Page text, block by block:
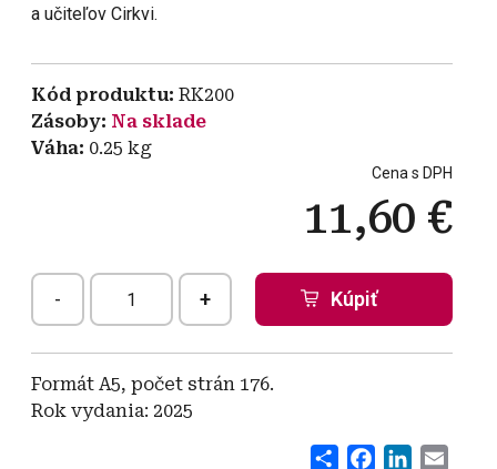
a učiteľov Cirkvi.
Kód produktu RK200
Zásoby Na sklade
Váha 0.25 kg
Cena s DPH
11,60 €
- +
Formát A5, počet strán 176.
Rok vydania: 2025
ShareFacebook